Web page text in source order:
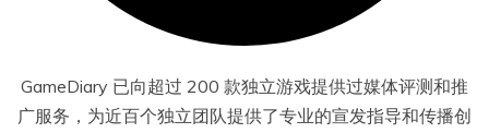
GameDiary 已向超过 200 款独立游戏提供过媒体评测和推
广服务，为近百个独立团队提供了专业的宣发指导和传播创